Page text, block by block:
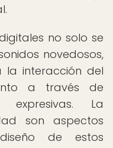
no solo se
novedosos,
interacción del
a través de
La
son aspectos
de estos